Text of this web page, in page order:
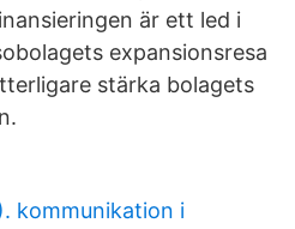
är ett led i
expansionsresa
stärka bolagets
kommunikation i